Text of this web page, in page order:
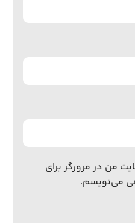
من در مرورگر برای
می‌نویسم.